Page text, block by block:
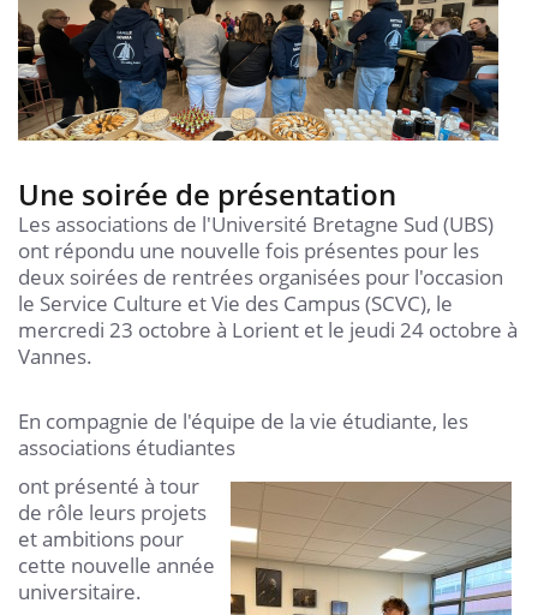
Une soirée de présentation
Les associations de l'Université Bretagne Sud (UBS)
ont répondu une nouvelle fois présentes pour les
deux soirées de rentrées organisées pour l'occasion
le Service Culture et Vie des Campus (SCVC), le
mercredi 23 octobre à Lorient et le jeudi 24 octobre à
Vannes.
En compagnie de l'équipe de la vie étudiante, les
associations étudiantes
ont présenté à tour
de rôle leurs projets
et ambitions pour
cette nouvelle année
universitaire.